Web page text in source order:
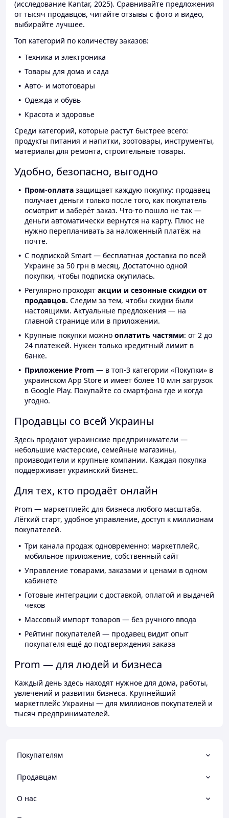
(исследование Kantar, 2025). Сравнивайте предложения
от тысяч продавцов, читайте отзывы с фото и видео,
выбирайте лучшее.
Топ категорий по количеству заказов:
Техника и электроника
Товары для дома и сада
Авто- и мототовары
Одежда и обувь
Красота и здоровье
Среди категорий, которые растут быстрее всего:
продукты питания и напитки, зоотовары, инструменты,
материалы для ремонта, строительные товары.
Удобно, безопасно, выгодно
Пром-оплата защищает каждую покупку: продавец
получает деньги только после того, как покупатель
осмотрит и заберёт заказ. Что-то пошло не так —
деньги автоматически вернутся на карту. Плюс не
нужно переплачивать за наложенный платёж на
почте.
С подпиской Smart — бесплатная доставка по всей
Украине за 50 грн в месяц. Достаточно одной
покупки, чтобы подписка окупилась.
Регулярно проходят акции и сезонные скидки от
продавцов. Следим за тем, чтобы скидки были
настоящими. Актуальные предложения — на
главной странице или в приложении.
Крупные покупки можно оплатить частями: от 2 до
24 платежей. Нужен только кредитный лимит в
банке.
Приложение Prom — в топ-3 категории «Покупки» в
украинском App Store и имеет более 10 млн загрузок
в Google Play. Покупайте со смартфона где и когда
угодно.
Продавцы со всей Украины
Здесь продают украинские предприниматели —
небольшие мастерские, семейные магазины,
производители и крупные компании. Каждая покупка
поддерживает украинский бизнес.
Для тех, кто продаёт онлайн
Prom — маркетплейс для бизнеса любого масштаба.
Лёгкий старт, удобное управление, доступ к миллионам
покупателей.
Три канала продаж одновременно: маркетплейс,
мобильное приложение, собственный сайт
Управление товарами, заказами и ценами в одном
кабинете
Готовые интеграции с доставкой, оплатой и выдачей
чеков
Массовый импорт товаров — без ручного ввода
Рейтинг покупателей — продавец видит опыт
покупателя ещё до подтверждения заказа
Prom — для людей и бизнеса
Каждый день здесь находят нужное для дома, работы,
увлечений и развития бизнеса. Крупнейший
маркетплейс Украины — для миллионов покупателей и
тысяч предпринимателей.
Покупателям
Продавцам
О нас